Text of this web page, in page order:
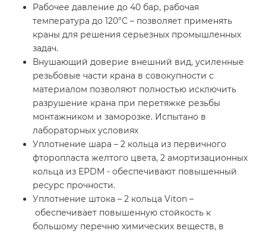
Рабочее давление до 40 бар, рабочая
температура до 120°С – позволяет применять
краны для решения серьезных промышленных
задач.
Внушающий доверие внешний вид, усиленные
резьбовые части крана в совокупности с
материалом позволяют полностью исключить
разрушение крана при перетяжке резьбы
монтажником и заморозке. Испытано в
лабораторных условиях
Уплотнение шара – 2 кольца из первичного
фторопласта желтого цвета, 2 амортизационных
кольца из EPDM - обеспечивают повышенный
ресурс прочности.
Уплотнение штока – 2 кольца Viton –
обеспечивает повышенную стойкость к
большому перечню химических веществ, в